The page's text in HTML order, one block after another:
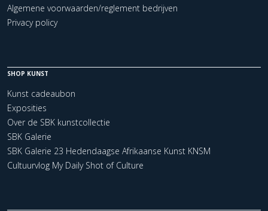
Algemene voorwaarden/reglement bedrijven
Privacy policy
SHOP KUNST
Kunst cadeaubon
Exposities
Over de SBK kunstcollectie
SBK Galerie
SBK Galerie 23 Hedendaagse Afrikaanse Kunst KNSM
Cultuurvlog My Daily Shot of Culture